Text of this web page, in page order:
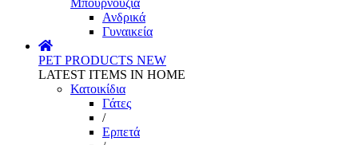
Μπουρνούζια
Ανδρικά
Γυναικεία
PET PRODUCTS NEW
LATEST ITEMS IN HOME
Κατοικίδια
Γάτες
/
Ερπετά